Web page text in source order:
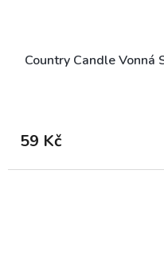
Country Candle Vonná
59 Kč